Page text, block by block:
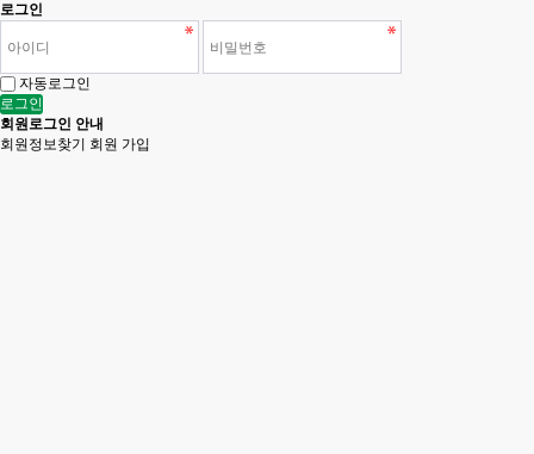
로그인
자동로그인
로그인
회원로그인 안내
회원정보찾기
회원 가입